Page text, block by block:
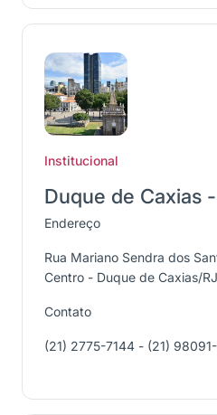
Institucional
Duque de Caxias
Endereço
Rua Mariano Sendra dos
Centro - Duque de Caxias/RJ
Contato
(21) 2775-7144 - (21)